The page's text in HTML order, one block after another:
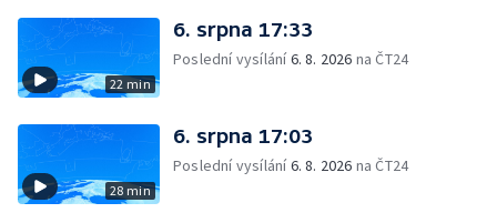
22 min
6. srpna 17:33
Poslední vysílání6. 8. 2026 na ČT24
28 min
6. srpna 17:03
Poslední vysílání6. 8. 2026 na ČT24